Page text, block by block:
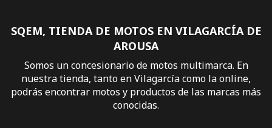
SQEM, TIENDA DE MOTOS EN VILAGARCÍA DE
AROUSA
Somos un concesionario de motos multimarca. En
nuestra tienda, tanto en Vilagarcía como la online,
podrás encontrar motos y productos de las marcas más
conocidas.